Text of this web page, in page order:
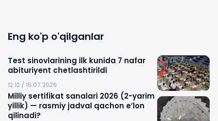
Eng ko'p o'qilganlar
Test sinovlarining ilk kunida 7 nafar
abituriyent chetlashtirildi
12:12 / 15.07.2026
Milliy sertifikat sanalari 2026 (2-yarim
yillik) — rasmiy jadval qachon e’lon
qilinadi?